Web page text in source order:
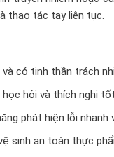
thao tác tay liên tục.
và có tinh thần trách
học hỏi và thích nghi
phát hiện lỗi nhanh
sinh an toàn thực